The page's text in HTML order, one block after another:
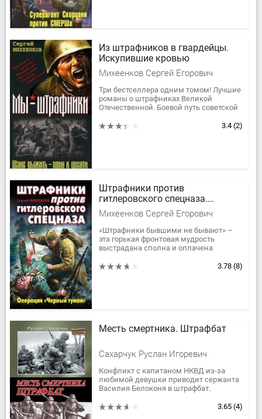
Из штрафников в гвардейцы.
Искупившие кровью
Михеенков Сергей Егорович
Три бестселлера одним томом! Лучшие
романы о штрафниках Великой
Отечественной. Боевой путь советской
подо Ржевом, ставшей для них...
3.4 (2)
Штрафники против
гитлеровского спецназа.
Операция «Черный туман»
Михеенков Сергей Егорович
«Штрафники бывшими не бывают» –
эта горькая фронтовая мудрость
выстрадана сполна и оплачена
кровью», штрафникам не избавиться от
3.78 (8)
Месть смертника. Штрафбат
Сахарчук Руслан Игоревич
Конфликт с капитаном НКВД из-за
любимой девушки приводит сержанта
Василия Белоконя в штрафбат.
восстановиться в звании после...3.65 (4)